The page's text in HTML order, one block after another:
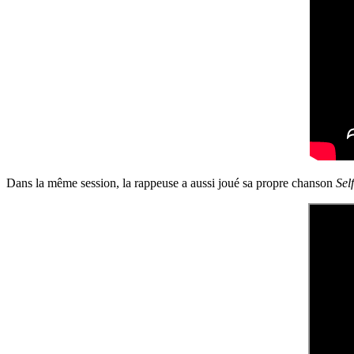
Dans la même session, la rappeuse a aussi joué sa propre chanson